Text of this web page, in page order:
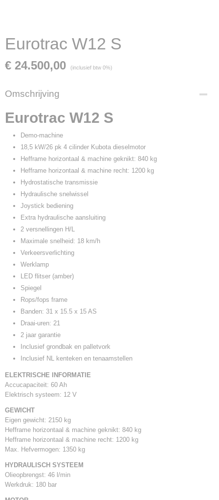
Eurotrac W12 S
€ 24.500,00 (inclusief btw 0%)
Omschrijving
Eurotrac W12 S
Demo-machine
18,5 kW/26 pk 4 cilinder Kubota dieselmotor
Hefframe horizontaal & machine geknikt: 840 kg
Hefframe horizontaal & machine recht: 1200 kg
Hydrostatische transmissie
Hydraulische snelwissel
Joystick bediening
Extra hydraulische aansluiting
2 versnellingen H/L
Maximale snelheid: 18 km/h
Verkeersverlichting
Werklamp
LED flitser (amber)
Spiegel
Rops/fops frame
Banden: 31 x 15.5 x 15 AS
Draai-uren: 21
2 jaar garantie
Inclusief grondbak en palletvork
Inclusief NL kenteken en tenaamstellen
ELEKTRISCHE INFORMATIE
Accucapaciteit: 60 Ah
Elektrisch systeem: 12 V
GEWICHT
Eigen gewicht: 2150 kg
Hefframe horizontaal & machine geknikt: 840 kg
Hefframe horizontaal & machine recht: 1200 kg
Max. Hefvermogen: 1350 kg
HYDRAULISCH SYSTEEM
Olieopbrengst: 46 l/min
Werkdruk: 180 bar